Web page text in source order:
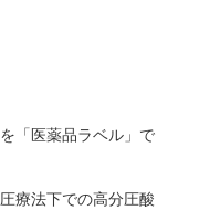
「医薬品ラベル」で
療法下での高分圧酸